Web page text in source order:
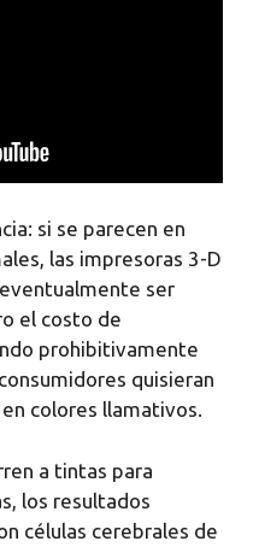
si se parecen en
las impresoras 3-D
ser
el costo de
prohibitivamente
quisieran
colores llamativos.
a tintas para
los resultados
células cerebrales de